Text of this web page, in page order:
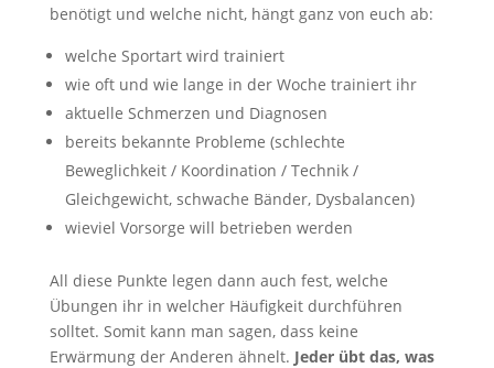
benötigt und welche nicht, hängt ganz von euch ab:
welche Sportart wird trainiert
wie oft und wie lange in der Woche trainiert ihr
aktuelle Schmerzen und Diagnosen
bereits bekannte Probleme (schlechte
Beweglichkeit / Koordination / Technik /
Gleichgewicht, schwache Bänder, Dysbalancen)
wieviel Vorsorge will betrieben werden
All diese Punkte legen dann auch fest, welche
Übungen ihr in welcher Häufigkeit durchführen
solltet. Somit kann man sagen, dass keine
Erwärmung der Anderen ähnelt. Jeder übt das, was